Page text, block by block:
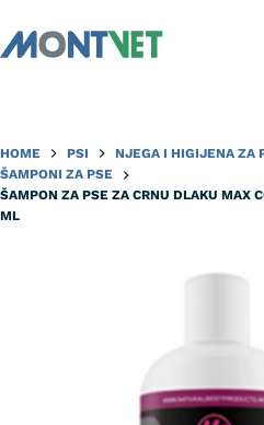
HOME PSI
NJEGA I HIGIJENA ZA
ŠAMPONI ZA PSE
ŠAMPON ZA PSE ZA CRNU DLAKU MAX
ML